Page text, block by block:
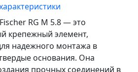
RG M 5.8 — это
крепежный элемент,
надежного монтажа в
основания. Она
прочных соединений в